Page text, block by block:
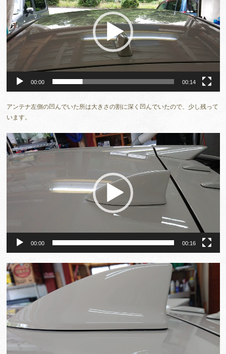
レ
ー
ヤ
ー
00:00 00:14
アンテナ左側の凹んでいた所は大きさの割に深く凹んでいたので、少し残って
います。
動
画
プ
00:00 00:16